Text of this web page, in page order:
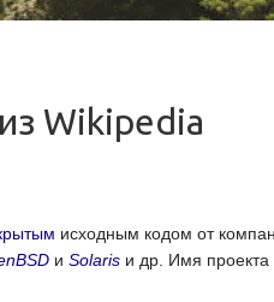
Wikipedia
исходным кодом от
и Solaris и др. Имя